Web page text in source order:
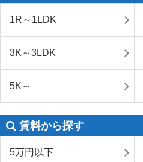
1R～1LDK
3K～3LDK
5K～
賃料から探す
5万円以下